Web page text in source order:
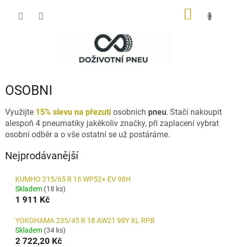
OSOBNI
Využijte 15% slevu na přezutí osobních pneu. Stačí nakoupit
alespoň 4 pneumatiky jakékoliv značky, při zaplacení vybrat
osobní odběr a o vše ostatní se už postáráme.
Nejprodávanější
KUMHO 215/65 R 16 WP52+ EV 98H
Skladem (18 ks)
1 911 Kč
YOKOHAMA 235/45 R 18 AW21 98Y XL RPB
Skladem (34 ks)
2 722,20 Kč